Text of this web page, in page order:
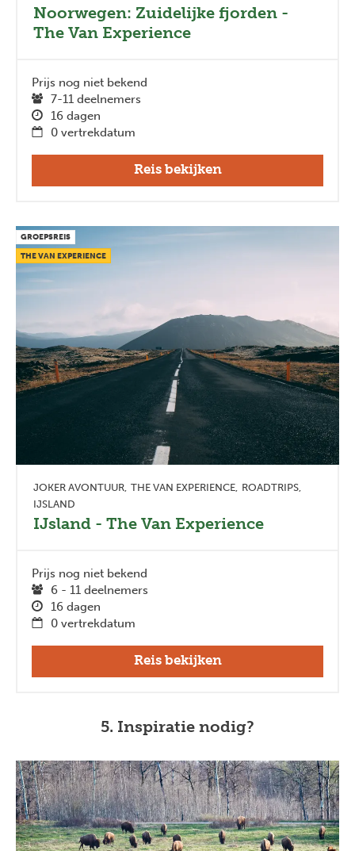
Noorwegen: Zuidelijke fjorden -
The Van Experience
Prijs nog niet bekend
7-11 deelnemers
16 dagen
0 vertrekdatum
Reis bekijken
GROEPSREIS
THE VAN EXPERIENCE
JOKER AVONTUUR THE VAN EXPERIENCE ROADTRIPS
IJSLAND
IJsland - The Van Experience
Prijs nog niet bekend
6 - 11 deelnemers
16 dagen
0 vertrekdatum
Reis bekijken
5. Inspiratie nodig?